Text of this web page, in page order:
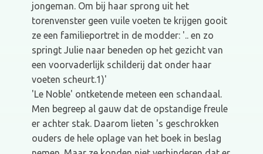
jongeman. Om bij haar sprong uit het
torenvenster geen vuile voeten te krijgen gooit
ze een familieportret in de modder: '.. en zo
springt Julie naar beneden op het gezicht van
een voorvaderlijk schilderij dat onder haar
voeten scheurt.1)'
'Le Noble' ontketende meteen een schandaal.
Men begreep al gauw dat de opstandige freule
er achter stak. Daarom lieten 's geschrokken
ouders de hele oplage van het boek in beslag